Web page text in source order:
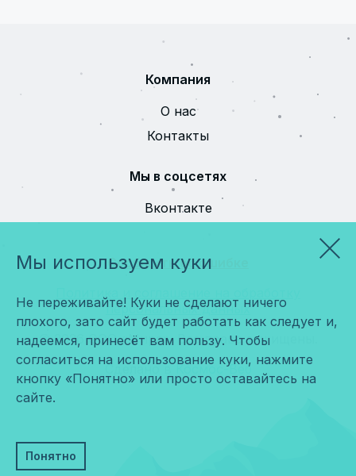
Компания
О нас
Контакты
Мы в соцсетях
Вконтакте
Сообщить об ошибке
Политика и соглашение на обработку
персональных данных
© 2026 ООО «Мира». Все права защищены.
Сделано в Космос-Веб
Мы используем куки
Не переживайте! Куки не сделают ничего
плохого, зато сайт будет работать как следует и,
надеемся, принесёт вам пользу. Чтобы
согласиться на использование куки, нажмите
кнопку «Понятно» или просто оставайтесь на
сайте.
Понятно